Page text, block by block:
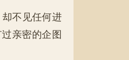
不见任何进
亲密的企图